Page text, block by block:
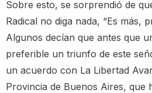
Sobre esto, se sorprendió de
Radical no diga nada, “Es más,
Algunos decían que antes que
preferible un triunfo de este
un acuerdo con La Libertad
Provincia de Buenos Aires, que